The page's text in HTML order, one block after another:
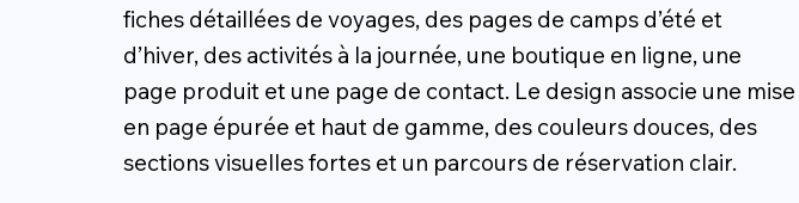
fiches détaillées de voyages, des pages de camps d’été et
d’hiver, des activités à la journée, une boutique en ligne, une
page produit et une page de contact. Le design associe une mise
en page épurée et haut de gamme, des couleurs douces, des
sections visuelles fortes et un parcours de réservation clair.